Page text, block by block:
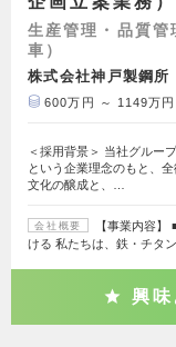
生産管理・品質管
車）
株式会社神戸製鋼所
600万円 ～ 1149万円
＜採用背景＞ 当社グルー
という企業理念のもと、
文化の醸成と、…
会社概要
【事業内容
ける 私たちは、鉄・チタ
興味